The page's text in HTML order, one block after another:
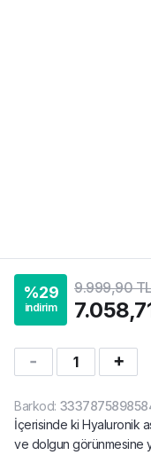
%29
indirim
9.999,90
1
Barkod:
İçerisinde ki Hyaluronik
ve dolgun görünmesine